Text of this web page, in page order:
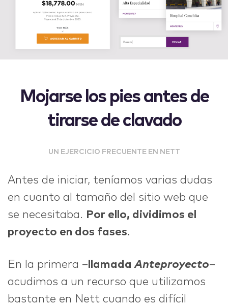
Mojarse los pies antes de
tirarse de clavado
UN EJERCICIO FRECUENTE EN NETT
Antes de iniciar, teníamos varias dudas
en cuanto al tamaño del sitio web que
se necesitaba. Por ello, dividimos el
proyecto en dos fases.
En la primera – llamadaAnteproyecto–
acudimos a un recurso que utilizamos
bastante en Nett cuando es difícil